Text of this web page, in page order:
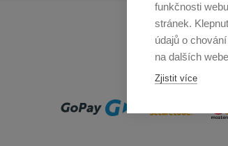
funkčnosti
stránek.
údajů o
na dalších
Zjistit více